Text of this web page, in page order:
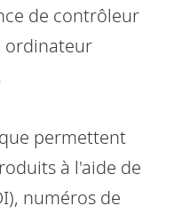
de contrôleur
ordinateur
permettent
à l'aide de
numéros de